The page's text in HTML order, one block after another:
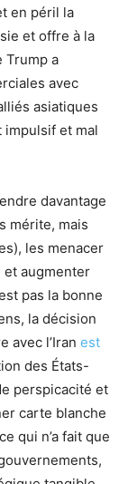
en péril la
et offre à la
Trump a
avec
asiatiques
impulsif et mal
davantage
mérite, mais
les menacer
et augmenter
pas la bonne
la décision
avec l’Iran est
des États-
perspicacité et
carte blanche
qui n’a fait que